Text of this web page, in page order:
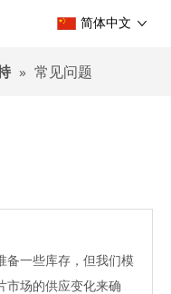
简体中文
» 常见问题
备一些库存，但我们模
市场的供应变化来确